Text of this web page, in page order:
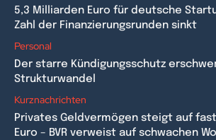
5,3 Milliarden Euro für deutsche
Zahl der Finanzierungsrunden sinkt
Personal
Der starre Kündigungsschutz
Strukturwandel
Kurznachrichten
Privates Geldvermögen steigt auf
Euro – BVR verweist auf schwachen